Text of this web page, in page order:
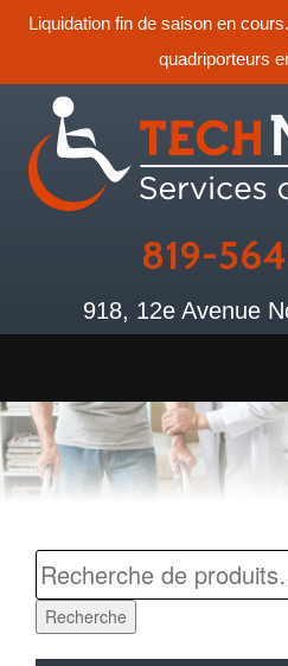
Liquidation fin de saison en
quadriporteurs
819-
918, 12e Avenue
Recherche